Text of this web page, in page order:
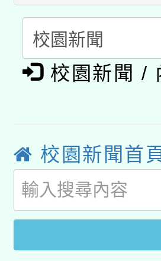
暨閱讀推動
科技賦能─
礎課程
A3數位素養
「數位內
薪期間赴陸
業技術研究
用水績優單
115年8月
桃園市孔廟
開 智慧啟
2026年桃
校園新聞 /
校園新聞首